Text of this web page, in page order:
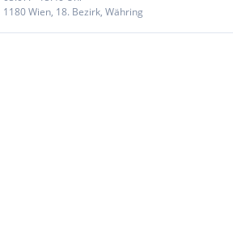
1180 Wien, 18. Bezirk, Währing